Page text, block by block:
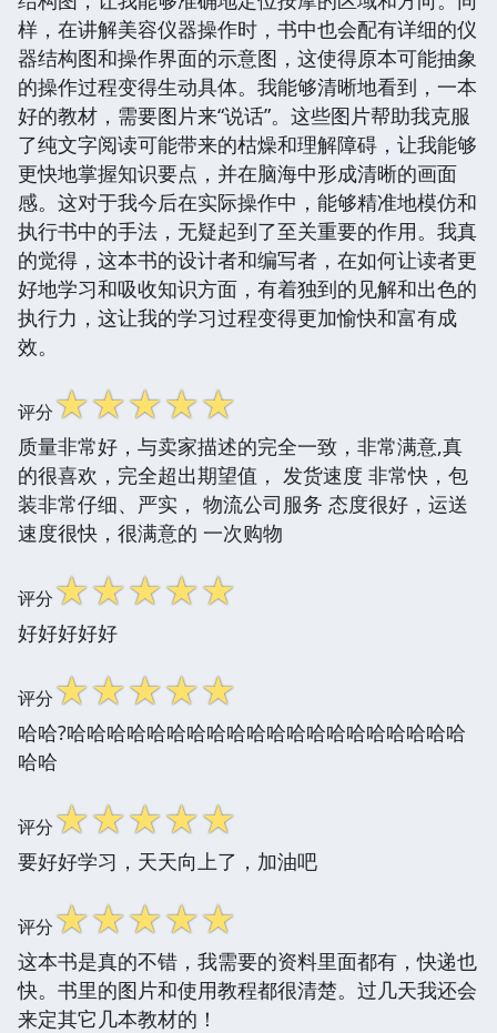
样，在讲解美容仪器操作时，书中也会配有详细的仪
器结构图和操作界面的示意图，这使得原本可能抽象
的操作过程变得生动具体。我能够清晰地看到，一本
好的教材，需要图片来“说话”。这些图片帮助我克服
了纯文字阅读可能带来的枯燥和理解障碍，让我能够
更快地掌握知识要点，并在脑海中形成清晰的画面
感。这对于我今后在实际操作中，能够精准地模仿和
执行书中的手法，无疑起到了至关重要的作用。我真
的觉得，这本书的设计者和编写者，在如何让读者更
好地学习和吸收知识方面，有着独到的见解和出色的
执行力，这让我的学习过程变得更加愉快和富有成
效。
评分☆☆☆☆☆
质量非常好，与卖家描述的完全一致，非常满意,真
的很喜欢，完全超出期望值， 发货速度 非常快，包
装非常仔细、严实， 物流公司服务 态度很好，运送
速度很快，很满意的 一次购物
评分☆☆☆☆☆
好好好好好
评分☆☆☆☆☆
哈哈?哈哈哈哈哈哈哈哈哈哈哈哈哈哈哈哈哈哈哈哈
哈哈
评分☆☆☆☆☆
要好好学习，天天向上了，加油吧
评分☆☆☆☆☆
这本书是真的不错，我需要的资料里面都有，快递也
快。书里的图片和使用教程都很清楚。过几天我还会
来定其它几本教材的！